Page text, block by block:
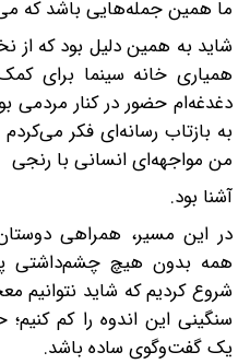
ما همین جمله‌هایی باشد که
شاید به همین دلیل بود که
همیاری خانه سینما برای
دغدغه‌ام حضور در کنار مردمی
به بازتاب رسانه‌ای فکر
من‌ مواجهه‌ای انسانی با رنجی
آشنا بود.
در این مسیر، همراهی
همه بدون ‌هیچ چشم‌داشتی
شروع کردیم که شاید نتوانیم
سنگینی این اندوه را کم
یک گفت‌وگوی ساده باشد.